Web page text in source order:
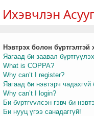
Ихэвчлэн
Нэвтрэх болон бүртгэлтэй
Яагаад би заавал
What is COPPA?
Why can’t I register?
Яагаад би нэвтэрч чадахгvй
Why can’t I login?
Би бvртгvvлсэн гэвч би
Би нууц үгээ санадаггүй!